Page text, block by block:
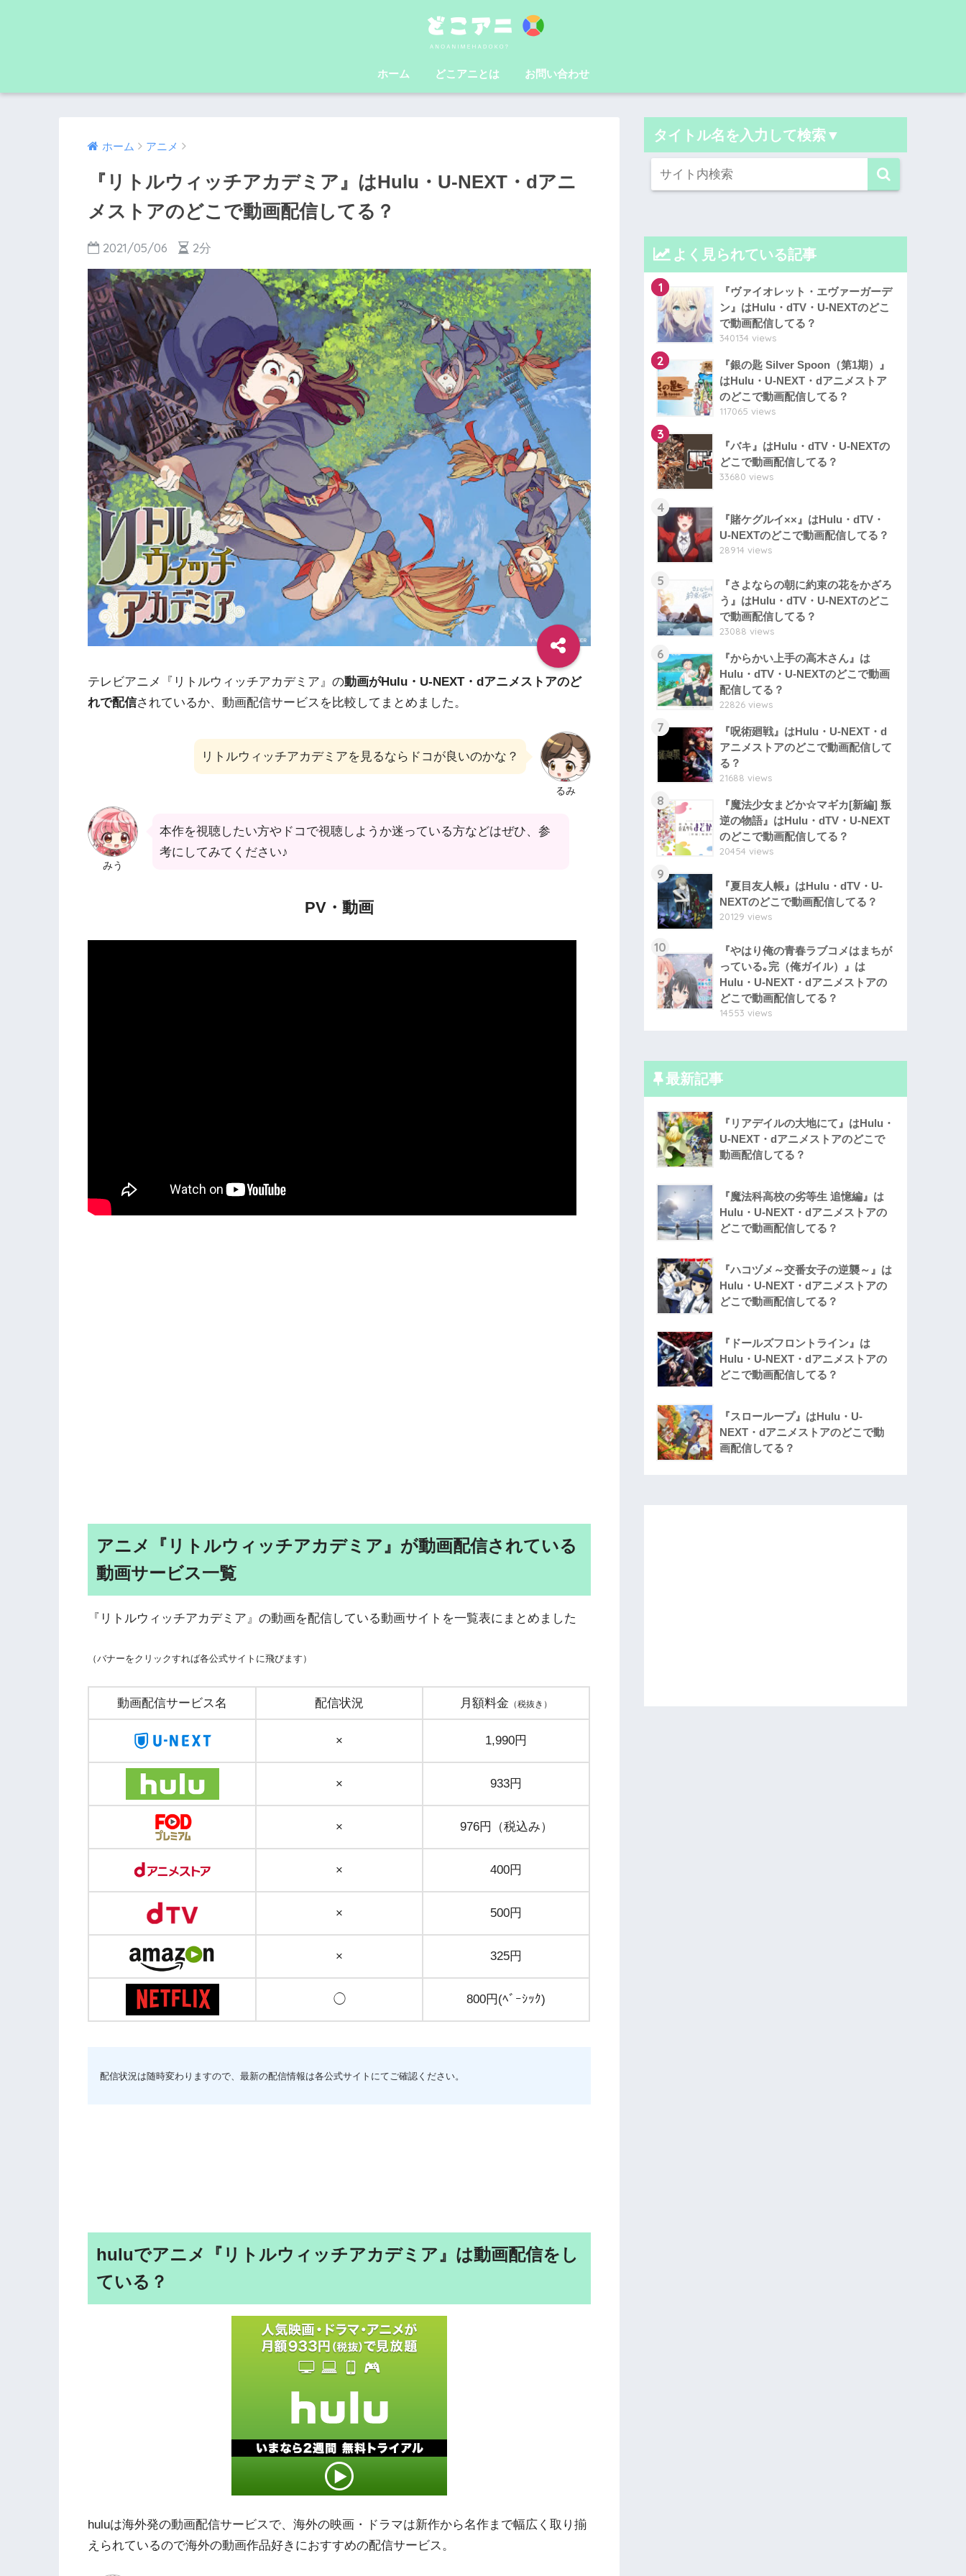
ホーム どこアニとは お問い合わせ
ホーム アニメ
『リトルウィッチアカデミア』はHulu・U-NEXT・dアニ
メストアのどこで動画配信してる？
2021/05/06 2分
テレビアニメ『リトルウィッチアカデミア』の動画がHulu・U-NEXT・dアニメストアのど
れで配信されているか、動画配信サービスを比較してまとめました。
るみ
リトルウィッチアカデミアを見るならドコが良いのかな？
みう
本作を視聴したい方やドコで視聴しようか迷っている方などはぜひ、参
考にしてみてください♪
PV・動画
アニメ『リトルウィッチアカデミア』が動画配信されている
動画サービス一覧
『リトルウィッチアカデミア』の動画を配信している動画サイトを一覧表にまとめました
（バナーをクリックすれば各公式サイトに飛びます）
動画配信サービス名 配信状況 月額料金 （税抜き）
× 1,990円
× 933円
× 976円（税込み）
× 400円
× 500円
× 325円
◯ 800円(ﾍﾞｰｼｯｸ)
配信状況は随時変わりますので、最新の配信情報は各公式サイトにてご確認ください。
huluでアニメ『リトルウィッチアカデミア』は動画配信をし
ている？
huluは海外発の動画配信サービスで、海外の映画・ドラマは新作から名作まで幅広く取り揃
えられているので海外の動画作品好きにおすすめの配信サービス。
タイトル名を入力して検索▼
よく見られている記事
1
『ヴァイオレット・エヴァーガーデ
ン』はHulu・dTV・U-NEXTのどこ
で動画配信してる？
340134 views
2
『銀の匙 Silver Spoon（第1期）』
はHulu・U-NEXT・dアニメストア
のどこで動画配信してる？
117065 views
3
『バキ』はHulu・dTV・U-NEXTの
どこで動画配信してる？
33680 views
4
『賭ケグルイ××』はHulu・dTV・
U-NEXTのどこで動画配信してる？
28914 views
5
『さよならの朝に約束の花をかざろ
う』はHulu・dTV・U-NEXTのどこ
で動画配信してる？
23088 views
6
『からかい上手の高木さん』は
Hulu・dTV・U-NEXTのどこで動画
配信してる？
22826 views
7
『呪術廻戦』はHulu・U-NEXT・d
アニメストアのどこで動画配信して
る？
21688 views
8
『魔法少女まどか☆マギカ[新編] 叛
逆の物語』はHulu・dTV・U-NEXT
のどこで動画配信してる？
20454 views
9
『夏目友人帳』はHulu・dTV・U-
NEXTのどこで動画配信してる？
20129 views
10
『やはり俺の青春ラブコメはまちが
っている｡完（俺ガイル）』は
Hulu・U-NEXT・dアニメストアの
どこで動画配信してる？
14553 views
最新記事
『リアデイルの大地にて』はHulu・
U-NEXT・dアニメストアのどこで
動画配信してる？
『魔法科高校の劣等生 追憶編』は
Hulu・U-NEXT・dアニメストアの
どこで動画配信してる？
『ハコヅメ～交番女子の逆襲～』は
Hulu・U-NEXT・dアニメストアの
どこで動画配信してる？
『ドールズフロントライン』は
Hulu・U-NEXT・dアニメストアの
どこで動画配信してる？
『スローループ』はHulu・U-
NEXT・dアニメストアのどこで動
画配信してる？